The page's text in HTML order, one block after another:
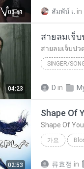
03:51 สัมพัน์ เ. in
04:23
สายลมเจ็บ
สายลมเจ็บปว
SINGER/
D in
02:53
Shape Of
Shape Of You
가요
류효정 in